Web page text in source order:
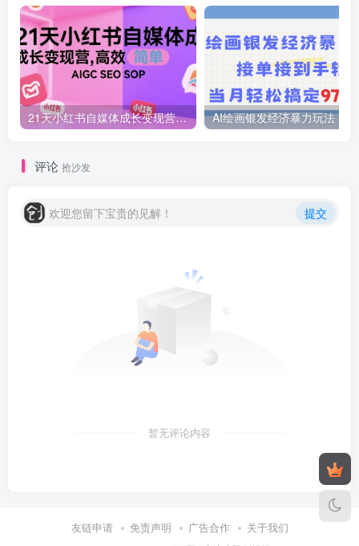
21天小红书自媒体成长变现营，高效 简单 AIGC SEO SOP
评论 抢沙发
欢迎您留下宝贵的见解！ 提交
暂无评论内容
友链申请 免责声明 广告合作 关于我们